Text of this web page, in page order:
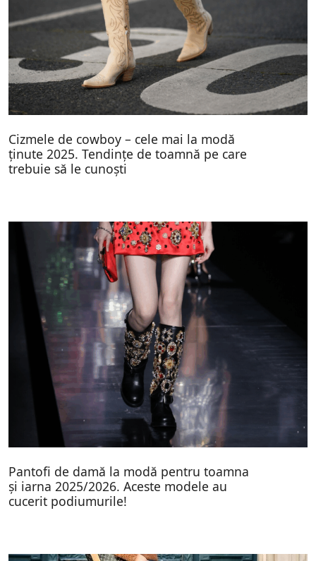
Cizmele de cowboy – cele mai la modă
ținute 2025. Tendințe de toamnă pe care
trebuie să le cunoști
Pantofi de damă la modă pentru toamna
și iarna 2025/2026. Aceste modele au
cucerit podiumurile!